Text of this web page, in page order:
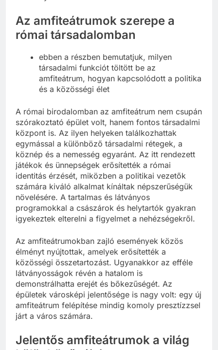
Az amfiteátrumok szerepe a
római társadalomban
ebben a részben bemutatjuk, milyen
társadalmi funkciót töltött be az
amfiteátrum, hogyan kapcsolódott a politika
A római birodalomban az amfiteátrum nem csupán
szórakoztató épület volt, hanem fontos társadalmi
központ is. Az ilyen helyeken találkozhattak
egymással a különböző társadalmi rétegek, a
köznép és a nemesség egyaránt. Az itt rendezett
játékok és ünnepségek erősítették a római
identitás érzését, miközben a politikai vezetők
számára kiváló alkalmat kínáltak népszerűségük
növelésére. A tartalmas és látványos
programokkal a császárok és helytartók gyakran
Az amfiteátrumokban zajló események közös
élményt nyújtottak, amelyek erősítették a
közösségi összetartozást. Ugyanakkor az efféle
látványosságok révén a hatalom is
demonstrálhatta erejét és bőkezűségét. Az
épületek városképi jelentősége is nagy volt: egy új
amfiteátrum felépítése mindig komoly presztízzsel